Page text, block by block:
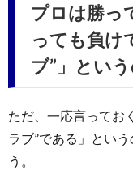
プロは勝っ
っても負け
ブ”」とい
ただ、一応言ってお
ラブ”である」とい
う。